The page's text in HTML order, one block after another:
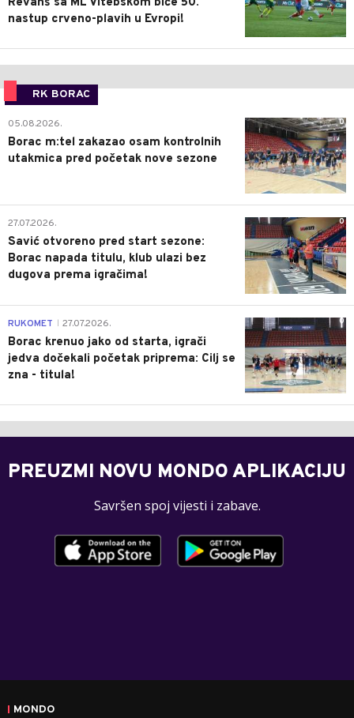
nastup crveno-plavih u Evropi!
RK BORAC
0
05.08.2026.
Borac m:tel zakazao osam kontrolnih
utakmica pred početak nove sezone
0
27.07.2026.
Savić otvoreno pred start sezone:
Borac napada titulu, klub ulazi bez
dugova prema igračima!
0
RUKOMET 27.07.2026.
Borac krenuo jako od starta, igrači
jedva dočekali početak priprema: Cilj se
zna - titula!
PREUZMI NOVU MONDO APLIKACIJU
Savršen spoj vijesti i zabave.
MONDO